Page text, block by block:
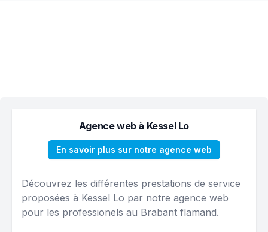
Agence web à Kessel Lo
En savoir plus sur notre agence web
Découvrez les différentes prestations de service
proposées à Kessel Lo par notre agence web
pour les professionels au Brabant flamand.